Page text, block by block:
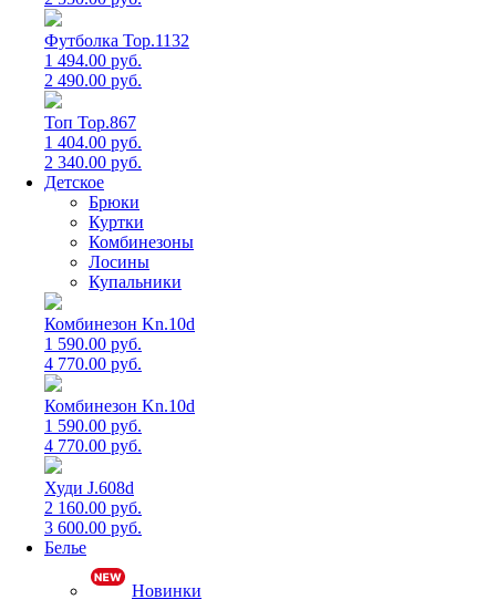
Футболка Top.1132
1 494.00 руб.
2 490.00 руб.
Топ Top.867
1 404.00 руб.
2 340.00 руб.
Детское
Брюки
Куртки
Комбинезоны
Лосины
Купальники
Комбинезон Kn.10d
1 590.00 руб.
4 770.00 руб.
Комбинезон Kn.10d
1 590.00 руб.
4 770.00 руб.
Худи J.608d
2 160.00 руб.
3 600.00 руб.
Белье
Новинки